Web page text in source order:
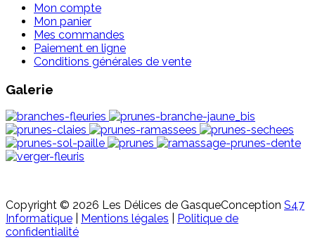
Mon compte
Mon panier
Mes commandes
Paiement en ligne
Conditions générales de vente
Galerie
Copyright © 2026 Les Délices de GasqueConception S47
Informatique
Mentions légales
Politique de
confidentialité